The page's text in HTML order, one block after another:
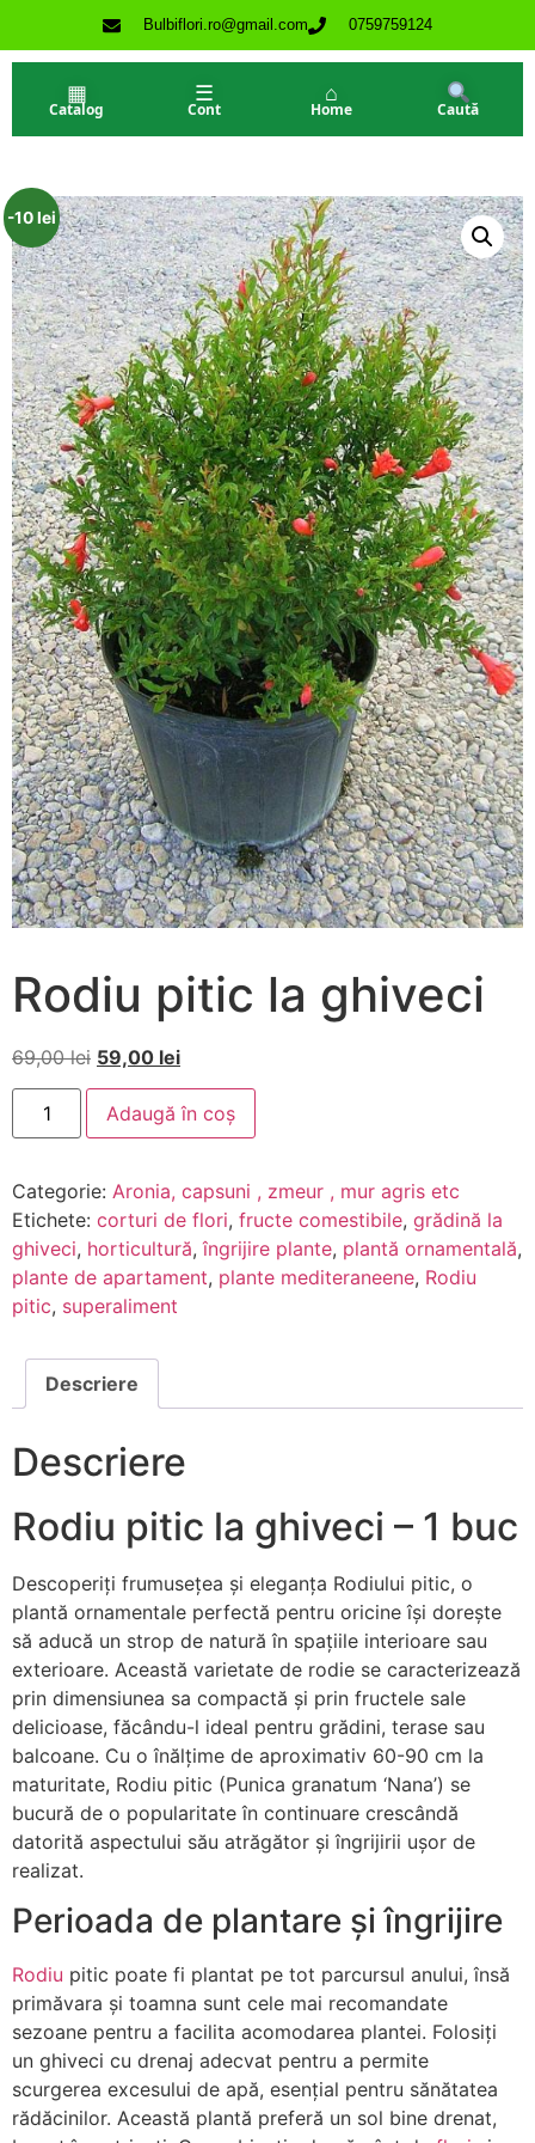
Bulbiflori.ro@gmail.com 0759759124
▦
Catalog
☰
Cont
⌂
Home Caută
-10 lei
Rodiu pitic la ghiveci
69,00lei 59,00 lei
Adaugă în coș
Categorie: Aronia, capsuni , zmeur , mur agris etc
Etichete: corturi de flori, fructe comestibile, grădină la
ghiveci, horticultură,îngrijire plante, plantă ornamentală,
plante de apartament, plante mediteraneene, Rodiu
pitic, superaliment
Descriere
Descriere
Rodiu pitic la ghiveci – 1 buc
Descoperiți frumusețea și eleganța Rodiului pitic, o
plantă ornamentale perfectă pentru oricine își dorește
să aducă un strop de natură în spațiile interioare sau
exterioare. Această varietate de rodie se caracterizează
prin dimensiunea sa compactă și prin fructele sale
delicioase, făcându-l ideal pentru grădini, terase sau
balcoane. Cu o înălțime de aproximativ 60-90 cm la
maturitate, Rodiu pitic (Punica granatum ‘Nana’) se
bucură de o popularitate în continuare crescândă
datorită aspectului său atrăgător și îngrijirii ușor de
realizat.
Perioada de plantare și îngrijire
Rodiu pitic poate fi plantat pe tot parcursul anului, însă
primăvara și toamna sunt cele mai recomandate
sezoane pentru a facilita acomodarea plantei. Folosiți
un ghiveci cu drenaj adecvat pentru a permite
scurgerea excesului de apă, esențial pentru sănătatea
rădăcinilor. Această plantă preferă un sol bine drenat,